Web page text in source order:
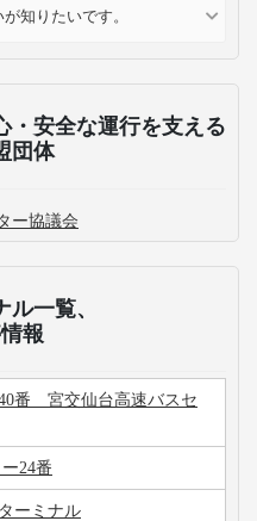
知りたいです。
・安全な運行を支える
団体
ー協議会
一覧、
報
番 宮交仙台高速バスセ
24番
ーミナル